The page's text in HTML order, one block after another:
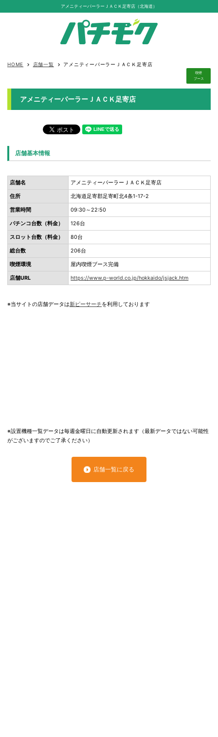
アメニティーパーラーＪＡＣＫ足寄店（北海道）
HOME keyboard_arrow_right 店舗一覧 keyboard_arrow_right アメニティーパーラーＪＡＣＫ足寄店
喫煙
ブース
アメニティーパーラーＪＡＣＫ足寄店
店舗基本情報
店舗名 アメニティーパーラーＪＡＣＫ足寄店
住所 北海道足寄郡足寄町北4条1-17-2
営業時間 09:30～22:50
パチンコ台数（料金） 126台
スロット台数（料金） 80台
総台数 206台
喫煙環境 屋内喫煙ブース完備
店舗URL https://www.p-world.co.jp/hokkaido/jsjack.htm
※当サイトの店舗データは新ピーサーチを利用しております
※設置機種一覧データは毎週金曜日に自動更新されます（最新データではない可能性
がございますのでご了承ください）
店舗一覧に戻る